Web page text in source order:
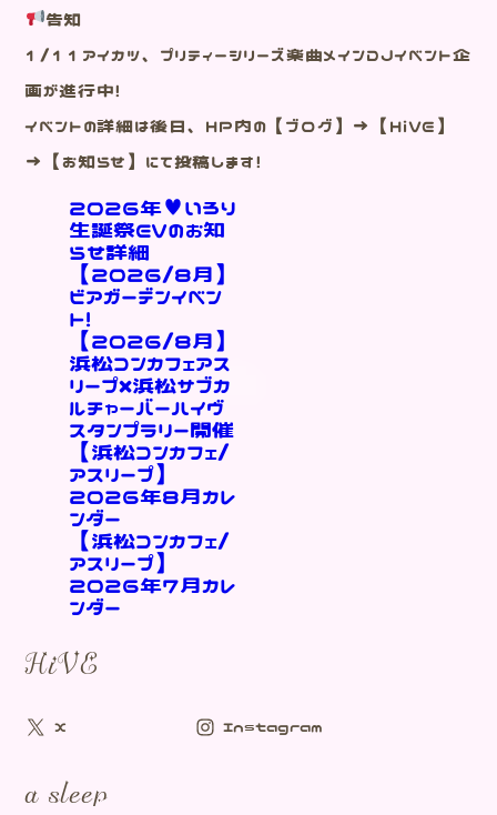
告知
1/11アイカツ、プリティーシリーズ楽曲メインDJイベント企
画が進行中！
イベントの詳細は後日、HP内の【ブログ】→【HiVE】
→【お知らせ】にて投稿します！
２０２６年♥いろり
生誕祭EVのお知
らせ詳細
【2026/8月】
ビアガーデンイベン
ト！
【2026/8月】
浜松コンカフェアス
リープ×浜松サブカ
ルチャーバーハイヴ
スタンプラリー開催
【浜松コンカフェ/
アスリープ】
2026年8月カレ
ンダー
【浜松コンカフェ/
アスリープ】
2026年7月カレ
ンダー
HiVE
X Instagram
a sleep